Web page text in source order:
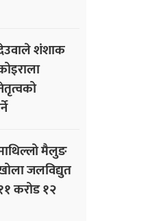
शंशाक
मैलुङ
जलविद्युत
करोड १२